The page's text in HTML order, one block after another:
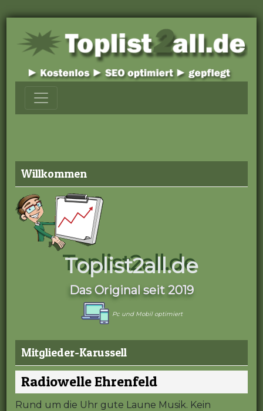
Willkommen
Toplist2all.de
Das Original seit 2019
Pc und Mobil optimiert
Mitglieder-Karussell
Radiowelle Ehrenfeld
Rund um die Uhr gute Laune Musik. Kein